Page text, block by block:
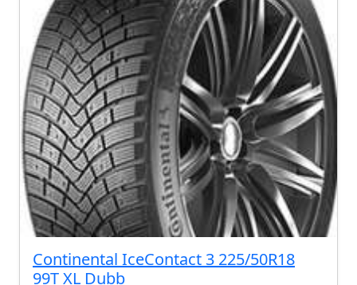
Continental IceContact 3 225/50R18
99T XL Dubb